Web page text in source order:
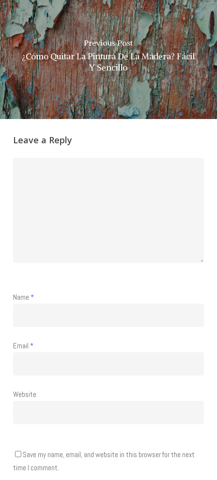
Previous Post
¿Cómo Quitar La Pintura De La Madera? Fácil
Y Sencillo
Leave a Reply
Name *
Email *
Website
Save my name, email, and website in this browser for the next
time I comment.